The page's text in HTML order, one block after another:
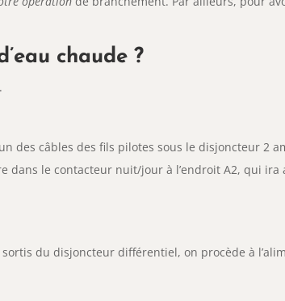
chaude ?
des câbles des fils pilotes sous le disjoncteur 2
dans le contacteur nuit/jour à l’endroit A2, qui ira
sortis du disjoncteur différentiel, on procède à